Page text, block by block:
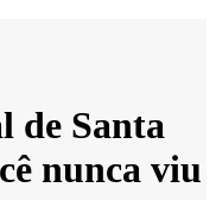
de Santa
nunca viu